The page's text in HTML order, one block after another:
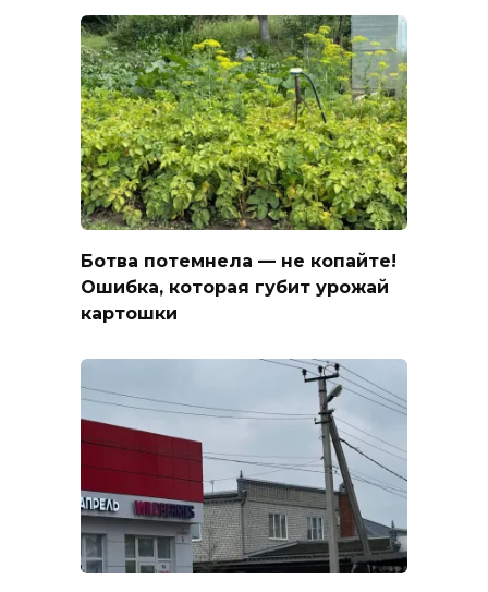
Ботва потемнела — не копайте!
Ошибка, которая губит урожай
картошки